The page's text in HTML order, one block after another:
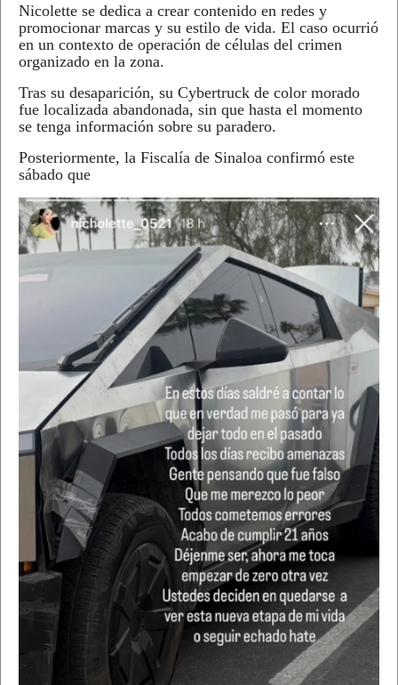
Nicolette se dedica a crear contenido en redes y
promocionar marcas y su estilo de vida. El caso ocurrió
en un contexto de operación de células del crimen
organizado en la zona.
Tras su desaparición, su Cybertruck de color morado
fue localizada abandonada, sin que hasta el momento
se tenga información sobre su paradero.
Posteriormente, la Fiscalía de Sinaloa confirmó este
sábado que